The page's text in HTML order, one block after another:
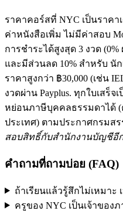
ราคาคอร์สที่ NYC เป็นราคา
ค่าหนังสือเพิ่ม ไม่มีค่าสอบ
การชำระได้สูงสุด 3 งวด (0%
และมีส่วนลด 10% สำหรับ นั
ราคาสูงกว่า ฿30,000 (เช่น
งวดผ่าน Payplus. ทุกใบเสร็
หย่อนภาษีบุคคลธรรมดาได้
ประเทศ) ตามประกาศกรมส
สอบสิทธิ์กับสำนักงานบัญชีอี
คำถามที่ถามบ่อย (FAQ)
ถ้าเรียนแล้วรู้สึกไม่เหมาะ
ครูของ NYC เป็นเจ้าของ